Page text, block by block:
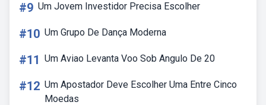
#9 Um Jovem Investidor Precisa Escolher
#10 Um Grupo De Dança Moderna
#11 Um Aviao Levanta Voo Sob Angulo De 20
#12 Um Apostador Deve Escolher Uma Entre Cinco
Moedas